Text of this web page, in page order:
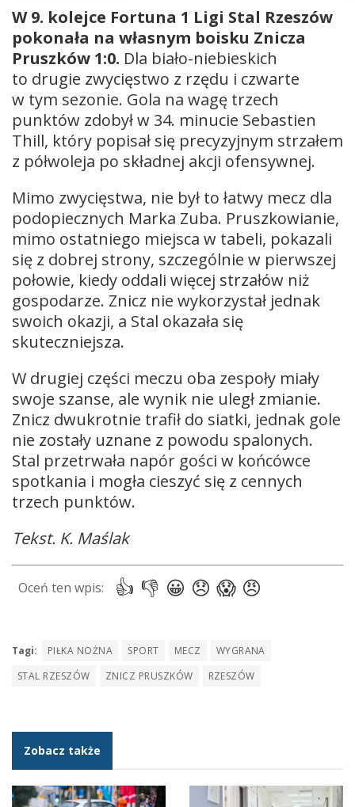
W 9. kolejce Fortuna 1 Ligi Stal Rzeszów
pokonała na własnym boisku Znicza
Pruszków 1:0. Dla biało-niebieskich
to drugie zwycięstwo z rzędu i czwarte
w tym sezonie. Gola na wagę trzech
punktów zdobył w 34. minucie Sebastien
Thill, który popisał się precyzyjnym strzałem
z półwoleja po składnej akcji ofensywnej.
Mimo zwycięstwa, nie był to łatwy mecz dla
podopiecznych Marka Zuba. Pruszkowianie,
mimo ostatniego miejsca w tabeli, pokazali
się z dobrej strony, szczególnie w pierwszej
połowie, kiedy oddali więcej strzałów niż
gospodarze. Znicz nie wykorzystał jednak
swoich okazji, a Stal okazała się
skuteczniejsza.
W drugiej części meczu oba zespoły miały
swoje szanse, ale wynik nie uległ zmianie.
Znicz dwukrotnie trafił do siatki, jednak gole
nie zostały uznane z powodu spalonych.
Stal przetrwała napór gości w końcówce
spotkania i mogła cieszyć się z cennych
trzech punktów.
Tekst. K. Maślak
Tagi: PIŁKA NOŻNA SPORT MECZ
WYGRANA
STAL RZESZÓW
ZNICZ PRUSZKÓW RZESZÓW
Zobacz także